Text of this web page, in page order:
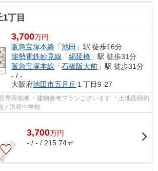
1丁目
3,700万円
阪急宝塚本線 「池田 」駅 徒歩16分
能勢電鉄妙見線 「絹延橋 」駅 徒歩31分
阪急宝塚本線 「石橋阪大前 」駅 徒歩31分
- / -
大阪府池田市五月丘 １丁目9-27
専用地域 ・建物参考プランございます ・土地面積約
／渋谷中学校
3,700万円
- / - / 215.74㎡